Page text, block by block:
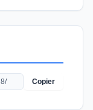
Copier